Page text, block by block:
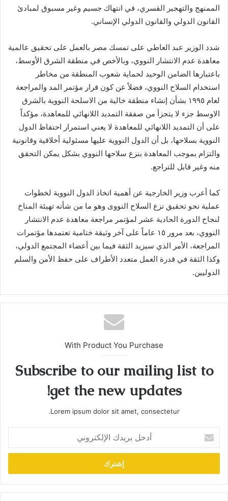
الممنهج والتهجير القسري، في انتهاك جسيم وغير مسبوق لمبادئ
القانون الدولي والقانون الدولي الإنساني.
شدد الوزير عبد العاطي على تمسك مصر بالعمل على تحقيق عالمية
معاهدة عدم الانتشار النووي، وبالأخص في منطقة الشرق الأوسط،
باعتبارها الضامن الوحيد لحماية شعوب المنطقة من مخاطر
استخدام السلاح النووي، فضلاً عن كون قرار مؤتمر المد والمراجعة
لعام ١٩٩٥ بشأن إنشاء منطقة خالية من الاسلحة النووية بالشرق
الاوسط جزء لا يتجزأ من صفقة التمديد اللانهائي للمعاهدة، مؤكداً
على أن التمديد اللانهائي للمعاهدة لا يعني استمرار احتفاظ الدول
النووية بسلاحها، بل أن الدول النووية عليها مسئولية أخلاقية وقانونية
والتزام بموجب المعاهدة بنزع سلاحها النووي بشكل يمكن التحقق
منه وغير قابل للتراجع.
كما أعرب وزير الخارجية عن أهمية اتخاذ الدول النووية لخطوات
عملية نحو تحقيق نزع السلاح النووى وهو ما من شأنه تهيئة المناخ
لنجاح الدورة الحادية عشر لمؤتمر مراجعة معاهدة عدم الانتشار
النووي، بعد مرور ١٥ عاماً على آخر وثيقة ختامية تعتمدها مؤتمرات
المراجعة، الأمر الذي سيزيد الثقة فيما بين أعضاء المجتمع الدولي،
وكذا الثقة في قدرة العمل متعدد الأطراف على حفظ الأمن والسلم
الدوليين.
With Product You Purchase
Subscribe to our mailing list to
get the new updates!
Lorem ipsum dolor sit amet, consectetur.
بريدك
الإلكتروني